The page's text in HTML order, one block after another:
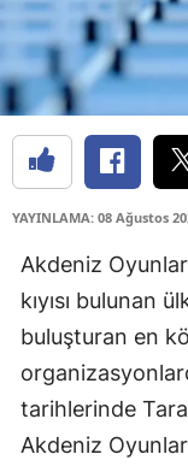
YAYINLAMA: 08 Ağustos
Akdeniz
kıyısı bulunan
buluşturan en
tarihlerinde
Akdeniz